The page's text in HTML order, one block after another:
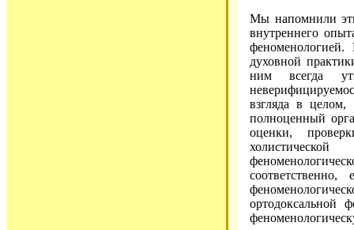
Мы напомнили
внутреннего
духовной
ним всегда
взгляда в целом,
полноценный
оценки,
ортодоксальной